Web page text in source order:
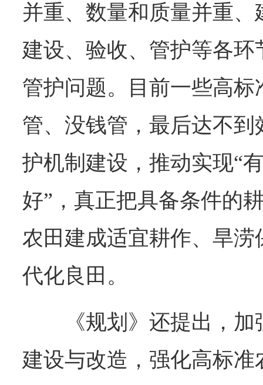
并重、数量和质量并重
建设、验收、管护等各
管护问题。目前一些高
管、没钱管，最后达不
护机制建设，推动实现“
好”，真正把具备条件的
农田建成适宜耕作、旱
代化良田。
《规划》还提出，
建设与改造，强化高标